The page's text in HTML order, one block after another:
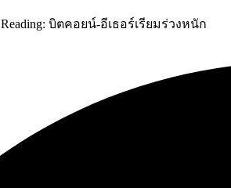
Reading: บิตคอยน์-อีเธอร์เรียมร่วงหนัก